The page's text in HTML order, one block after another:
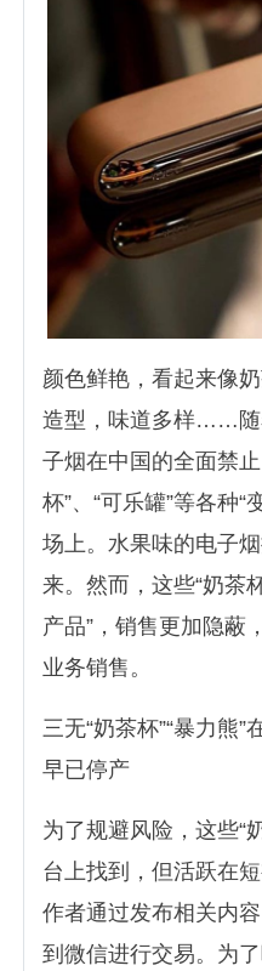
颜色鲜艳，看起来像
造型，味道多样……随
子烟在中国的全面禁止
杯”、“可乐罐”等各种
场上。水果味的电子
来。然而，这些“奶茶
产品”，销售更加隐蔽
业务销售。
三无“奶茶杯”“暴力熊
早已停产
为了规避风险，这些“
台上找到，但活跃在
作者通过发布相关内
到微信进行交易。为